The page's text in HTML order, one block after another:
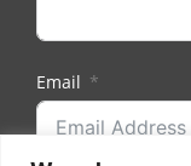
Email